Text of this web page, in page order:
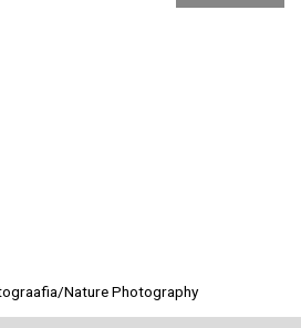
Nature Photography